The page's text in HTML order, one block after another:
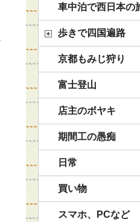
車中泊で西日本の
歩きで四国遍路
京都もみじ狩り
富士登山
店主のボヤキ
期間工の愚痴
日常
買い物
スマホ、PCなど